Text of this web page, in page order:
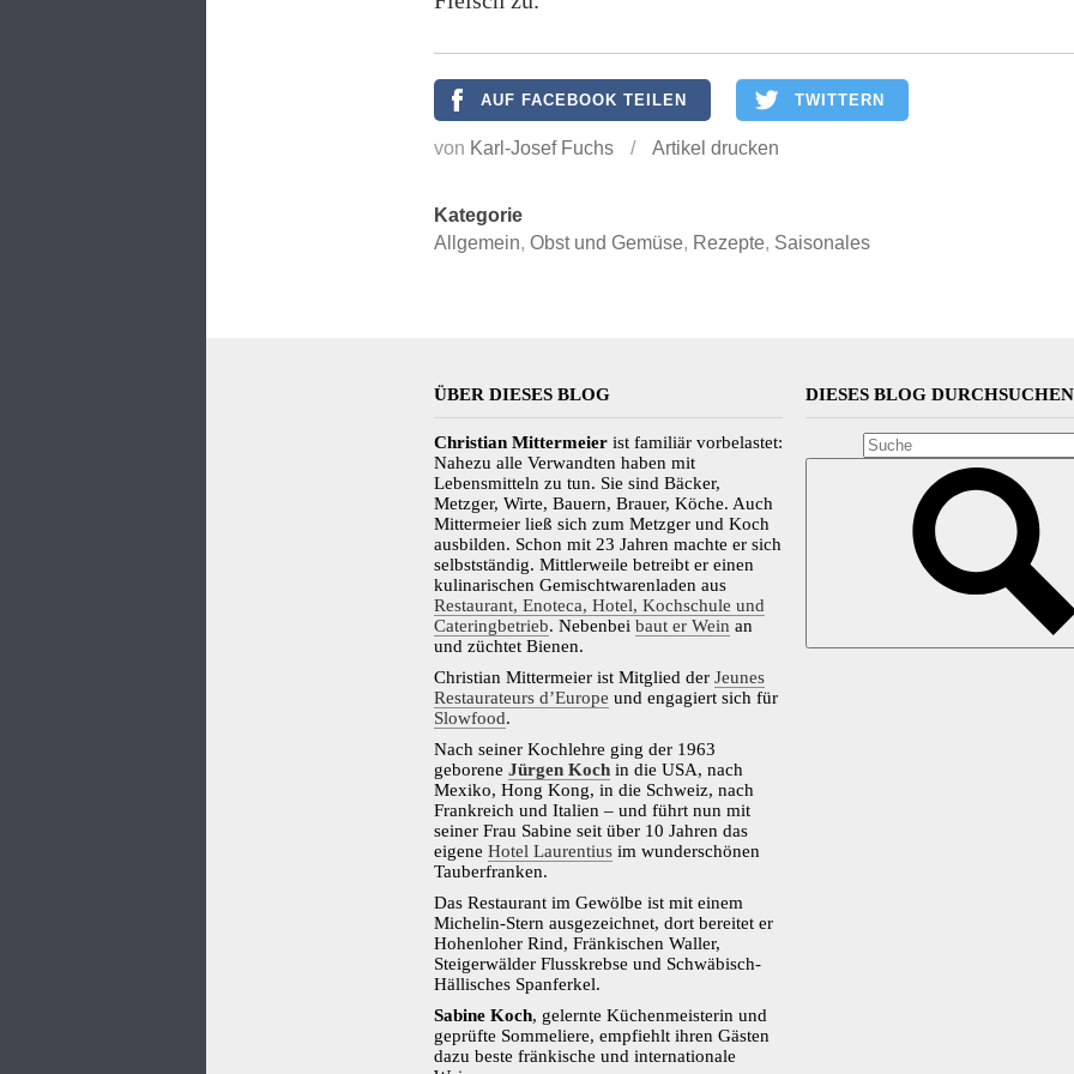
AUF FACEBOOK TEILEN TWITTERN
von Karl-Josef Fuchs / Artikel drucken
Kategorie
Allgemein, Obst und Gemüse, Rezepte, Saisonales
ÜBER DIESES BLOG
Christian Mittermeier ist familiär vorbelastet:
Nahezu alle Verwandten haben mit
Lebensmitteln zu tun. Sie sind Bäcker,
Metzger, Wirte, Bauern, Brauer, Köche. Auch
Mittermeier ließ sich zum Metzger und Koch
ausbilden. Schon mit 23 Jahren machte er sich
selbstständig. Mittlerweile betreibt er einen
kulinarischen Gemischtwarenladen aus
Restaurant, Enoteca, Hotel, Kochschule und
Cateringbetrieb. Nebenbei baut er Wein an
und züchtet Bienen.
Christian Mittermeier ist Mitglied der Jeunes
Restaurateurs d’Europe und engagiert sich für
Slowfood.
Nach seiner Kochlehre ging der 1963
geborene Jürgen Koch in die USA, nach
Mexiko, Hong Kong, in die Schweiz, nach
Frankreich und Italien – und führt nun mit
seiner Frau Sabine seit über 10 Jahren das
eigene Hotel Laurentius im wunderschönen
Tauberfranken.
Das Restaurant im Gewölbe ist mit einem
Michelin-Stern ausgezeichnet, dort bereitet er
Hohenloher Rind, Fränkischen Waller,
Steigerwälder Flusskrebse und Schwäbisch-
Hällisches Spanferkel.
Sabine Koch, gelernte Küchenmeisterin und
geprüfte Sommeliere, empfiehlt ihren Gästen
dazu beste fränkische und internationale
DIESES BLOG DURCHSUCHEN